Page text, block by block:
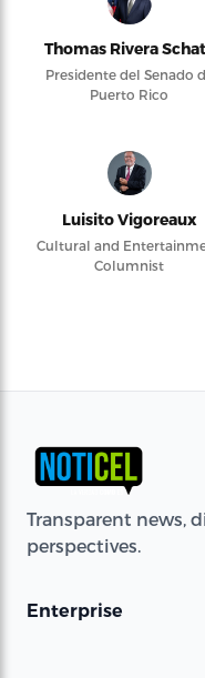
Thomas Rivera
Presidente del Senado
Puerto Rico
Luisito Vigoreaux
Cultural and
Columnist
Transparent news,
perspectives.
Enterprise